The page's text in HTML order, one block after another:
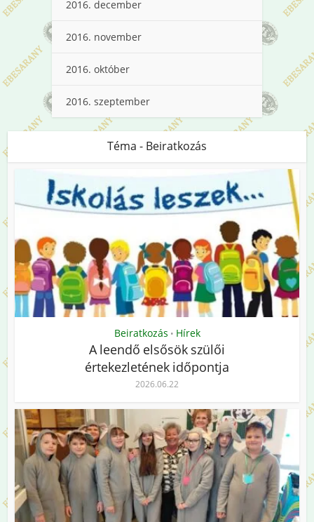
2016. december
2016. november
2016. október
2016. szeptember
Téma - Beiratkozás
Beiratkozás • Hírek
A leendő elsősök szülői
értekezletének időpontja
2026.06.22